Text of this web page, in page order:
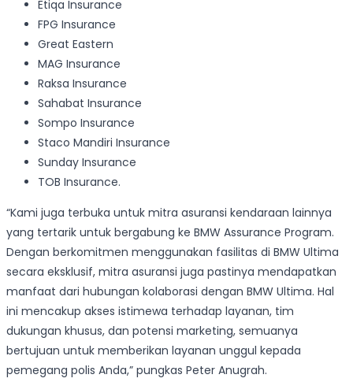
Etiqa Insurance
FPG Insurance
Great Eastern
MAG Insurance
Raksa Insurance
Sahabat Insurance
Sompo Insurance
Staco Mandiri Insurance
Sunday Insurance
TOB Insurance.
“Kami juga terbuka untuk mitra asuransi kendaraan lainnya
yang tertarik untuk bergabung ke BMW Assurance Program.
Dengan berkomitmen menggunakan fasilitas di BMW Ultima
secara eksklusif, mitra asuransi juga pastinya mendapatkan
manfaat dari hubungan kolaborasi dengan BMW Ultima. Hal
ini mencakup akses istimewa terhadap layanan, tim
dukungan khusus, dan potensi marketing, semuanya
bertujuan untuk memberikan layanan unggul kepada
pemegang polis Anda,” pungkas Peter Anugrah.